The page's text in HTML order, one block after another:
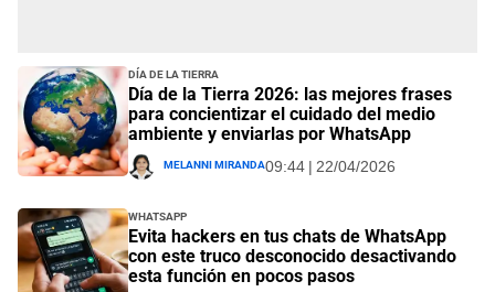
Día de la Tierra
Día de la Tierra 2026: las mejores frases
para concientizar el cuidado del medio
ambiente y enviarlas por WhatsApp
Melanni Miranda09:44 | 22/04/2026
Whatsapp
Evita hackers en tus chats de WhatsApp
con este truco desconocido desactivando
esta función en pocos pasos